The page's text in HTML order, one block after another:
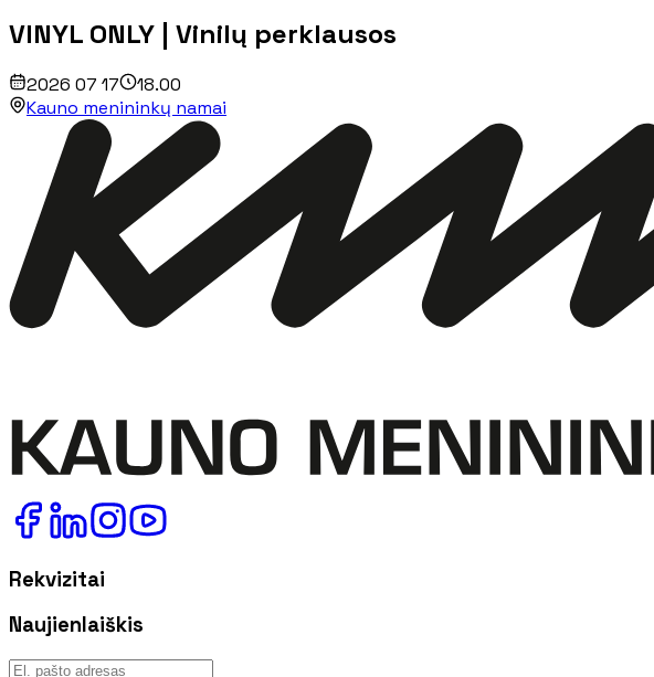
VINYL ONLY | Vinilų perklausos
2026 07 17
18.00
Kauno menininkų namai
Rekvizitai
Naujienlaiškis